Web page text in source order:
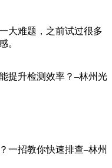
大难题，之前试过很多
。